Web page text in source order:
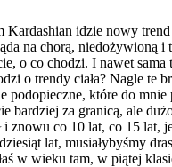
Kardashian idzie nowy
na chorą, niedożywioną i
o co chodzi. I nawet sama
o trendy ciała? Nagle te
podopieczne, które do mnie
bardziej za granicą, ale
i znowu co 10 lat, co 15 lat,
lat, musiałybyśmy
w wieku tam, w piątej